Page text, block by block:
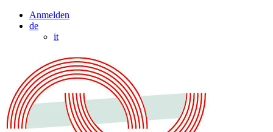
Anmelden
de
it